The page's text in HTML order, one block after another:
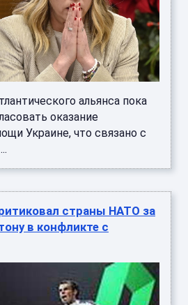
альянса пока
оказание
Украине, что связано с
страны НАТО за
в конфликте с